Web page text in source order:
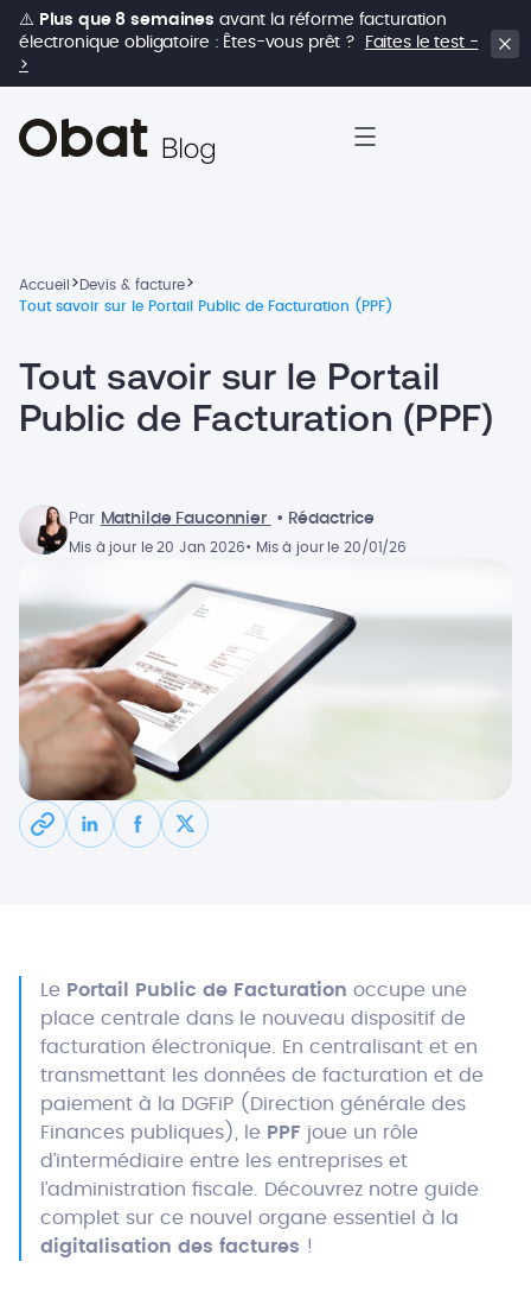
⚠️ Plus que 8 semaines avant la réforme facturation
électronique obligatoire : Êtes-vous prêt ?
Faites le test -
>
Accueil > Devis & facture>
Tout savoir sur le Portail Public de Facturation (PPF)
Tout savoir sur le Portail
Public de Facturation (PPF)
Par Mathilde Fauconnier • Rédactrice
Mis à jour le 20 Jan 2026• Mis à jour le 20/01/26
Le Portail Public de Facturation occupe une
place centrale dans le nouveau dispositif de
facturation électronique. En centralisant et en
transmettant les données de facturation et de
paiement à la DGFiP (Direction générale des
Finances publiques), le PPF joue un rôle
d’intermédiaire entre les entreprises et
l’administration fiscale. Découvrez notre guide
complet sur ce nouvel organe essentiel à la
digitalisation des factures !